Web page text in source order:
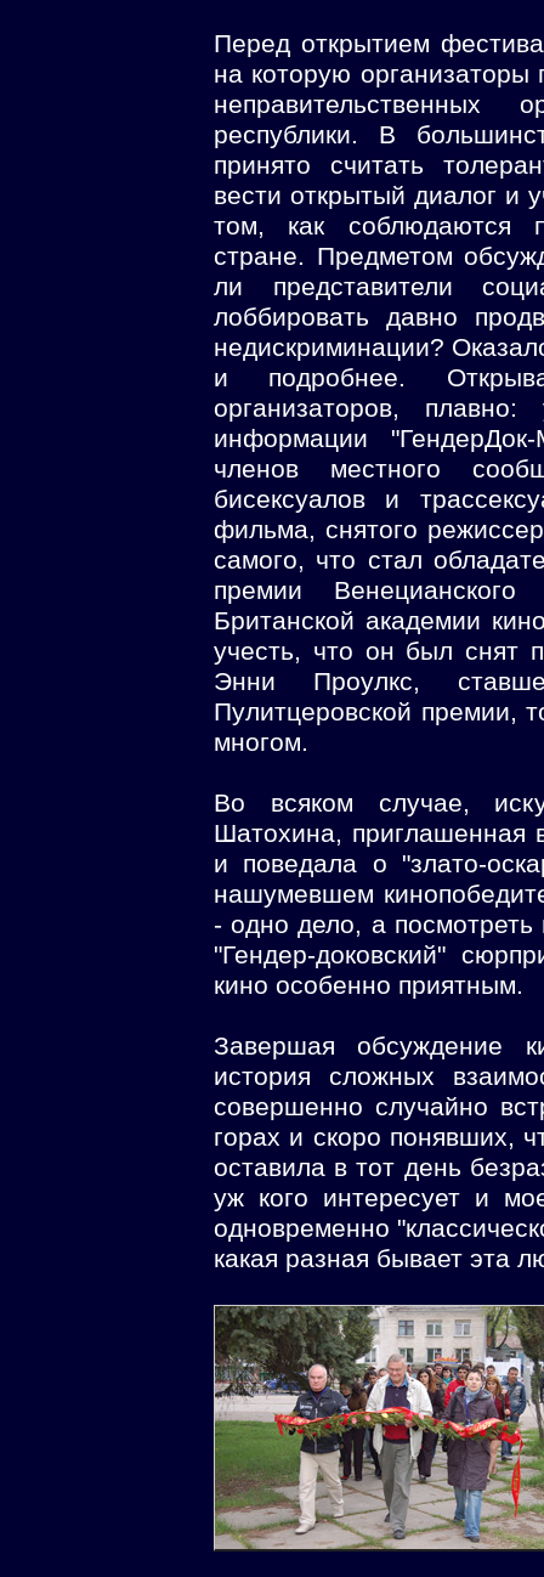
Перед открытием
на которую организаторы
неправительственных
республики. В
принято считать
вести открытый диалог и
том, как соблюдаются
стране. Предметом
ли представители
лоббировать давно
недискриминации?
и подробнее.
организаторов,
информации
членов местного
бисексуалов и
фильма, снятого
самого, что стал
премии
Британской академии
учесть, что он был снят
Энни Проулкс,
Пулитцеровской премии,
многом.
Во всяком случае,
Шатохина, приглашенная
и поведала о "злато-
нашумевшем
- одно дело, а
"Гендер-доковский"
кино особенно приятным.
Завершая обсуждение
история сложных
совершенно случайно
горах и скоро понявших,
оставила в тот день
уж кого интересует и
одновременно
какая разная бывает эта